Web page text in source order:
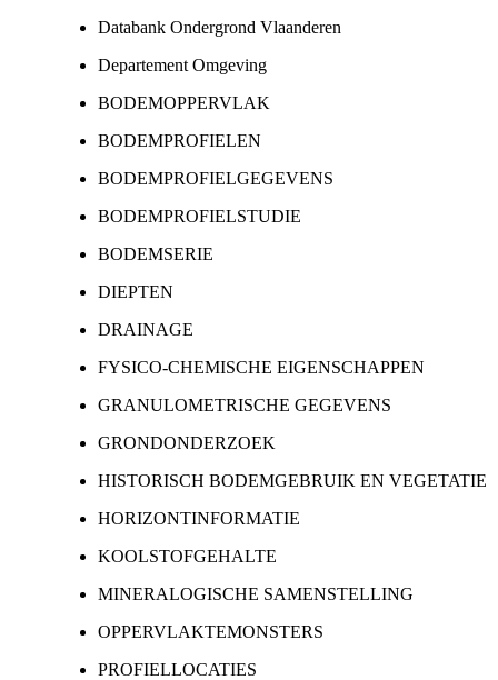
Databank Ondergrond Vlaanderen
Departement Omgeving
BODEMOPPERVLAK
BODEMPROFIELEN
BODEMPROFIELGEGEVENS
BODEMPROFIELSTUDIE
BODEMSERIE
DIEPTEN
DRAINAGE
FYSICO-CHEMISCHE EIGENSCHAPPEN
GRANULOMETRISCHE GEGEVENS
GRONDONDERZOEK
HISTORISCH BODEMGEBRUIK EN VEGETATIE
HORIZONTINFORMATIE
KOOLSTOFGEHALTE
MINERALOGISCHE SAMENSTELLING
OPPERVLAKTEMONSTERS
PROFIELLOCATIES